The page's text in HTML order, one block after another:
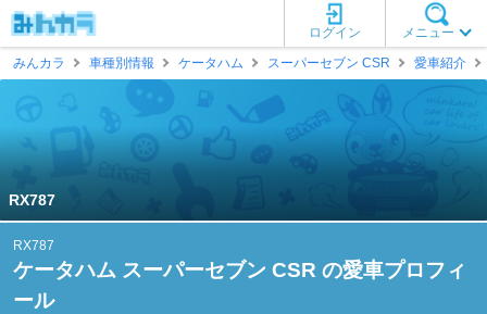
メニュー
ログイン
みんカラ
車種別情報 ケータハム スーパーセブン CSR 愛車紹介
RX787
RX787
ケータハム スーパーセブン CSR の愛車プロフィ
ール